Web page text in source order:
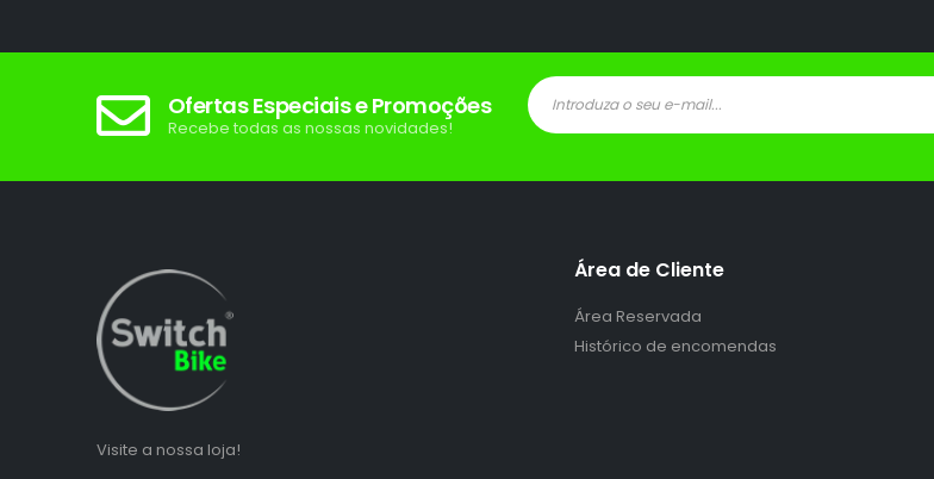
Ofertas Especiais e Promoções
Recebe todas as nossas novidades!
Visite a nossa loja!
Área de Cliente
Área Reservada
Histórico de encomendas